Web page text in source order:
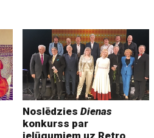
NoslēdziesDienas
konkurss par
ielūgumiem uz Retro